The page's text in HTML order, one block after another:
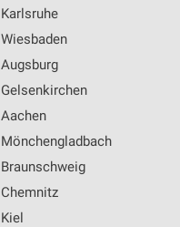
Karlsruhe
Wiesbaden
Augsburg
Gelsenkirchen
Aachen
Mönchengladbach
Braunschweig
Chemnitz
Kiel